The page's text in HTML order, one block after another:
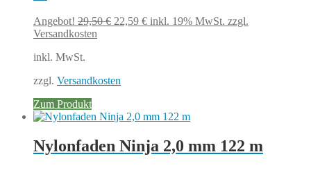
Angebot! 29,50€ Ursprünglicher
22,59 €Aktueller
inkl. 19% MwSt. zzgl.
Versandkosten
inkl. MwSt.
zzgl. Versandkosten
Zum Produkt
Nylonfaden Ninja 2,0 mm 122 m